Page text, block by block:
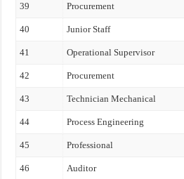
39 Procurement
40 Junior Staff
41 Operational Supervisor
42 Procurement
43 Technician Mechanical
44 Process Engineering
45 Professional
46 Auditor